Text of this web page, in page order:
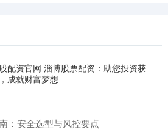
配资官网 淄博股票配资：助您投资获
成就财富梦想
：安全选型与风控要点